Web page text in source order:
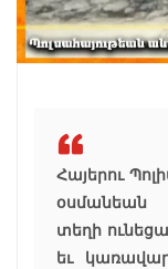
Հայերու
օսմանեան
տեղի
եւ